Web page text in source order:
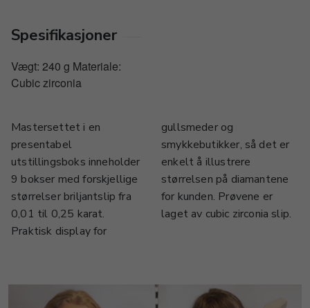
Spesifikasjoner
Vægt: 240 g Materiale:
Cubic zirconia
Mastersettet i en
presentabel
utstillingsboks inneholder
9 bokser med forskjellige
størrelser briljantslip fra
0,01 til 0,25 karat.
Praktisk display for
gullsmeder og
smykkebutikker, så det er
enkelt å illustrere
størrelsen på diamantene
for kunden. Prøvene er
laget av cubic zirconia slip.